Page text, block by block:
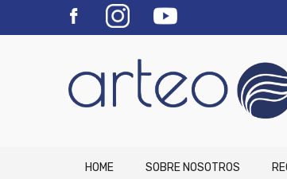
HOME SOBRE NOSOTROS